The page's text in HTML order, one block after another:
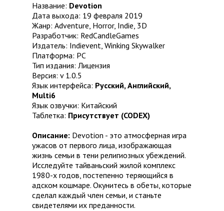
Название: Devotion
Дата выхода: 19 февраля 2019
Жанр: Adventure, Horror, Indie, 3D
Разработчик: RedCandleGames
Издатель: Indievent, Winking Skywalker
Платформа: PC
Тип издания: Лицензия
Версия: v 1.0.5
Язык интерфейса: Русский, Английский,
Multi6
Язык озвучки: Китайский
Таблетка: Присутствует (CODEX)
Описание: Devotion - это атмосферная игра
ужасов от первого лица, изображающая
жизнь семьи в тени религиозных убеждений.
Исследуйте тайваньский жилой комплекс
1980-х годов, постепенно теряющийся в
адском кошмаре. Окунитесь в обеты, которые
сделал каждый член семьи, и станьте
свидетелями их преданности.